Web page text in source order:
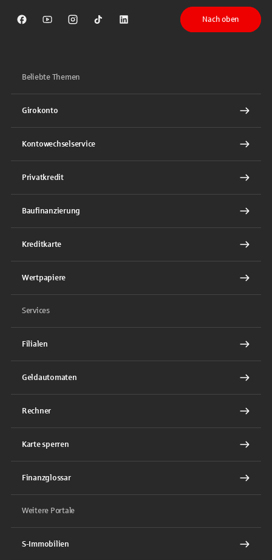
Sparkasse auf Facebook
Sparkasse auf Youtube
Sparkasse auf Instagram
Sparkasse auf TikTok
Sparkasse auf LinkedIn
Nach oben
Beliebte Themen
Girokonto
Kontowechselservice
Privatkredit
Baufinanzierung
Kreditkarte
Wertpapiere
Services
Filialen
Geldautomaten
Rechner
Karte sperren
Finanzglossar
Weitere Portale
S-Immobilien